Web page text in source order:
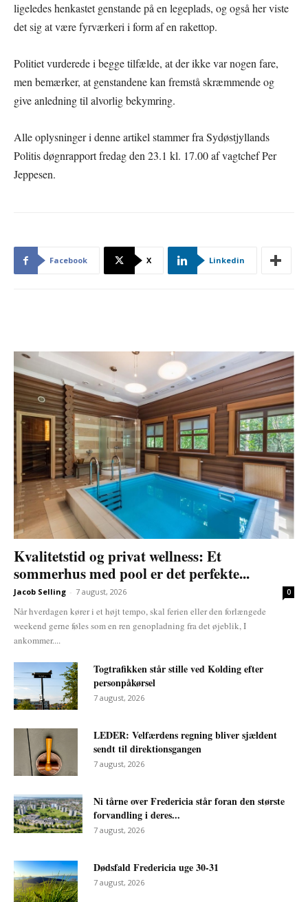
ligeledes henkastet genstande på en legeplads, og også her viste
det sig at være fyrværkeri i form af en rakettop.
Politiet vurderede i begge tilfælde, at der ikke var nogen fare,
men bemærker, at genstandene kan fremstå skræmmende og
give anledning til alvorlig bekymring.
Alle oplysninger i denne artikel stammer fra Sydøstjyllands
Politis døgnrapport fredag den 23.1 kl. 17.00 af vagtchef Per
Jeppesen.
Facebook X Linkedin
Kvalitetstid og privat wellness: Et
sommerhus med pool er det perfekte...
Jacob Selling - 7 august, 2026 0
Når hverdagen kører i et højt tempo, skal ferien eller den forlængede
weekend gerne føles som en ren genopladning fra det øjeblik, I
ankommer....
Togtrafikken står stille ved Kolding efter
personpåkørsel
7 august, 2026
LEDER: Velfærdens regning bliver sjældent
sendt til direktionsgangen
7 august, 2026
Ni tårne over Fredericia står foran den største
forvandling i deres...
7 august, 2026
Dødsfald Fredericia uge 30-31
7 august, 2026